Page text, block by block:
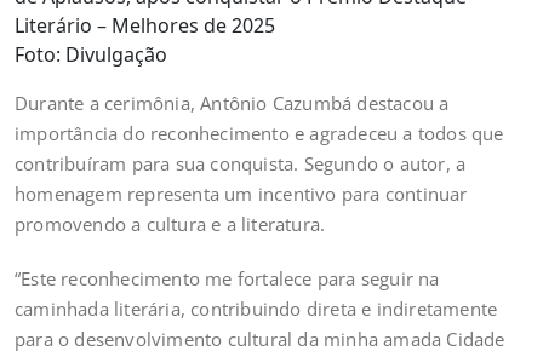
Foto: Divulgação
Durante a cerimônia, Antônio Cazumbá destacou a
importância do reconhecimento e agradeceu a todos que
contribuíram para sua conquista. Segundo o autor, a
homenagem representa um incentivo para continuar
promovendo a cultura e a literatura.
“Este reconhecimento me fortalece para seguir na
caminhada literária, contribuindo direta e indiretamente
para o desenvolvimento cultural da minha amada Cidade